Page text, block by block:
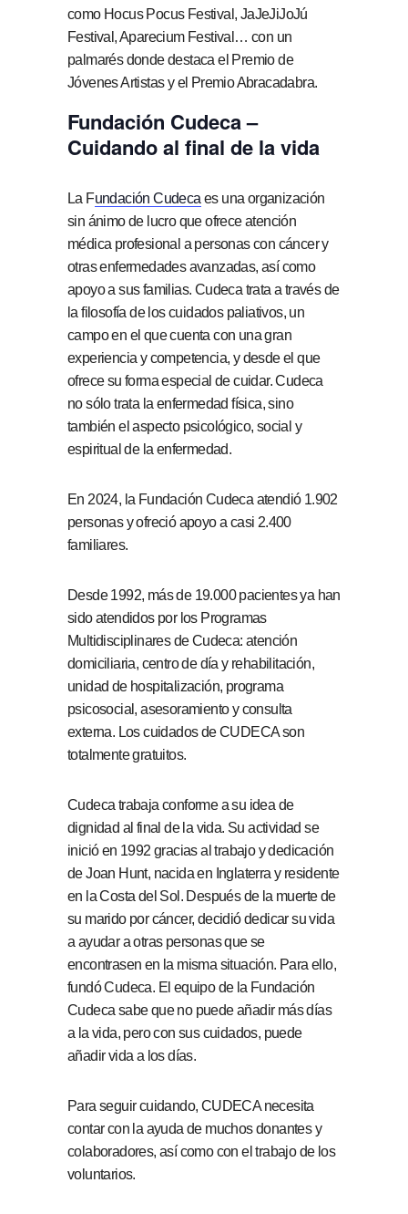
como Hocus Pocus Festival, JaJeJiJoJú
Festival, Aparecium Festival… con un
palmarés donde destaca el Premio de
Jóvenes Artistas y el Premio Abracadabra.
Fundación Cudeca –
Cuidando al final de la vida
La Fundación Cudeca es una organización
sin ánimo de lucro que ofrece atención
médica profesional a personas con cáncer y
otras enfermedades avanzadas, así como
apoyo a sus familias. Cudeca trata a través de
la filosofía de los cuidados paliativos, un
campo en el que cuenta con una gran
experiencia y competencia, y desde el que
ofrece su forma especial de cuidar. Cudeca
no sólo trata la enfermedad física, sino
también el aspecto psicológico, social y
espiritual de la enfermedad.
En 2024, la Fundación Cudeca atendió 1.902
personas y ofreció apoyo a casi 2.400
familiares.
Desde 1992, más de 19.000 pacientes ya han
sido atendidos por los Programas
Multidisciplinares de Cudeca: atención
domiciliaria, centro de día y rehabilitación,
unidad de hospitalización, programa
psicosocial, asesoramiento y consulta
externa. Los cuidados de CUDECA son
totalmente gratuitos.
Cudeca trabaja conforme a su idea de
dignidad al final de la vida. Su actividad se
inició en 1992 gracias al trabajo y dedicación
de Joan Hunt, nacida en Inglaterra y residente
en la Costa del Sol. Después de la muerte de
su marido por cáncer, decidió dedicar su vida
a ayudar a otras personas que se
encontrasen en la misma situación. Para ello,
fundó Cudeca. El equipo de la Fundación
Cudeca sabe que no puede añadir más días
a la vida, pero con sus cuidados, puede
añadir vida a los días.
Para seguir cuidando, CUDECA necesita
contar con la ayuda de muchos donantes y
colaboradores, así como con el trabajo de los
voluntarios.